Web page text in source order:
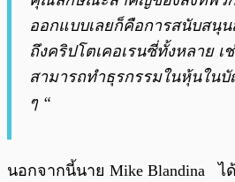
ออกแบบเลยก็คือการสนับสนุ
ถึงคริปโตเคอเรนซี่ทั้งหลาย
สามารถทำธุรกรรมในหุ้นในบั
ๆ “
นอกจากนี้นาย Mike Blandina ไ